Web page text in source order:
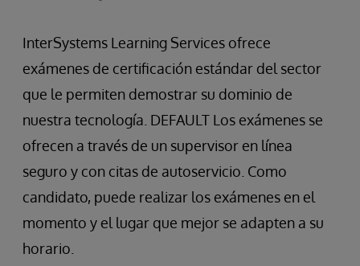
InterSystems Learning Services ofrece
exámenes de certificación estándar del sector
que le permiten demostrar su dominio de
nuestra tecnología. DEFAULT Los exámenes se
ofrecen a través de un supervisor en línea
seguro y con citas de autoservicio. Como
candidato, puede realizar los exámenes en el
momento y el lugar que mejor se adapten a su
horario.